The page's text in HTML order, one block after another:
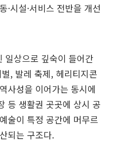
·시설·서비스 전반을 개선
일상으로 깊숙이 들어간
, 발레 축제, 헤리티지콘
사성을 이어가는 동시에
등 생활권 곳곳에 상시 공
술이 특정 공간에 머무르
되는 구조다.